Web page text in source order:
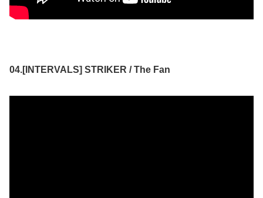
04.[INTERVALS] STRIKER / The Fan